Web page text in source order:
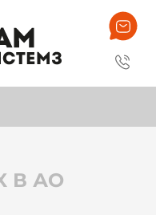
В АО